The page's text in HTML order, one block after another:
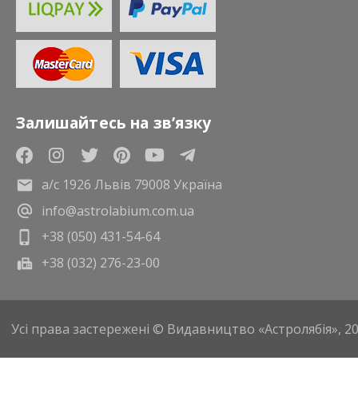
Залишайтесь на зв’язку
а/с 1926 Львів 79008 Україна
info@astrolabium.com.ua
+38 (050) 431-54-64
+38 (032) 276-23-00
Усі права застережені © Видавництво «Астролябія»,